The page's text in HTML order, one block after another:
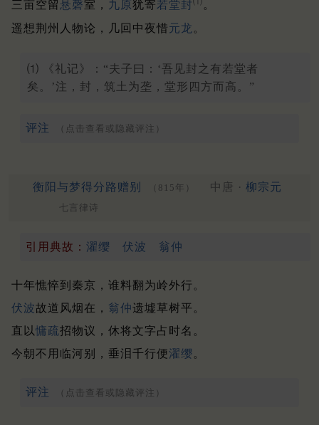
三亩空留悬磬室， 九原犹寄若堂封
。
遥想荆州人物论，几回中夜惜元龙 。
⑴ 《礼记》：“夫子曰：‘吾见封之有若堂者
矣。’注，封，筑土为垄，堂形四方而高。”
评注 （点击查看或隐藏评注）
衡阳与梦得分路赠别 （815年） 中唐 · 柳宗元
七言律诗
引用典故： 濯缨 伏波 翁仲
十年憔悴到秦京，谁料翻为岭外行。
伏波故道风烟在， 翁仲遗墟草树平。
直以慵疏招物议，休将文字占时名。
今朝不用临河别，垂泪千行便濯缨。
评注 （点击查看或隐藏评注）